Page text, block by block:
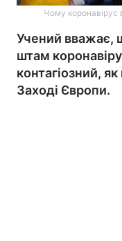
Чому коронавірус
Учений вважає,
штам
контагіозний,
Заході Європи.